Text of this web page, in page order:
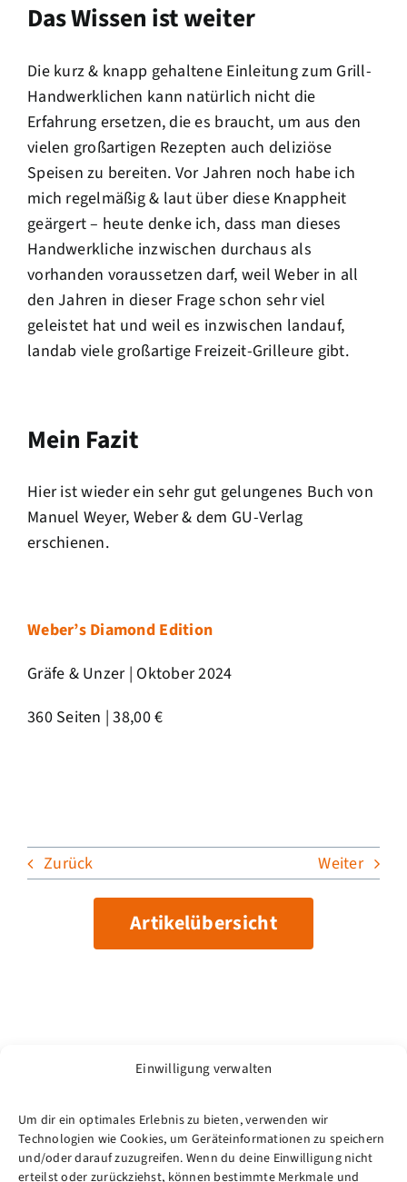
Einwilligung verwalten
Um dir ein optimales Erlebnis zu bieten, verwenden wir
Technologien wie Cookies, um Geräteinformationen zu speichern
und/oder darauf zuzugreifen. Wenn du deine Einwilligung nicht
erteilst oder zurückziehst, können bestimmte Merkmale und
Das Wissen ist weiter
Die kurz & knapp gehaltene Einleitung zum Grill-
Handwerklichen kann natürlich nicht die
Erfahrung ersetzen, die es braucht, um aus den
vielen großartigen Rezepten auch deliziöse
Speisen zu bereiten. Vor Jahren noch habe ich
mich regelmäßig & laut über diese Knappheit
geärgert – heute denke ich, dass man dieses
Handwerkliche inzwischen durchaus als
vorhanden voraussetzen darf, weil Weber in all
den Jahren in dieser Frage schon sehr viel
geleistet hat und weil es inzwischen landauf,
landab viele großartige Freizeit-Grilleure gibt.
Mein Fazit
Hier ist wieder ein sehr gut gelungenes Buch von
Manuel Weyer, Weber & dem GU-Verlag
erschienen.
Weber’s Diamond Edition
Gräfe & Unzer | Oktober 2024
360 Seiten | 38,00 €
Zurück Weiter
Artikelübersicht